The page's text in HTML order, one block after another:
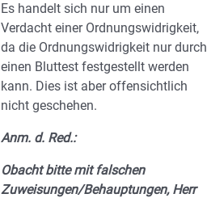
Es handelt sich nur um einen
Verdacht einer Ordnungswidrigkeit,
da die Ordnungswidrigkeit nur durch
einen Bluttest festgestellt werden
kann. Dies ist aber offensichtlich
nicht geschehen.
Anm. d. Red.:
Obacht bitte mit falschen
Zuweisungen/Behauptungen, Herr